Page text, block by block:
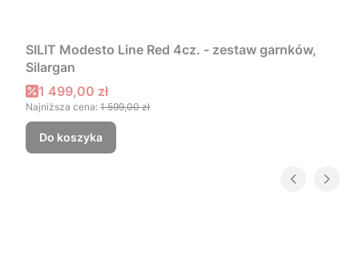
SILIT Modesto Line Red 4cz. - zestaw garnków,
Silargan
Cena promocyjna
1 499,00 zł
Najniższa cena: 1 599,00 zł
Do koszyka